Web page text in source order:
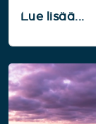
Lue lisää...